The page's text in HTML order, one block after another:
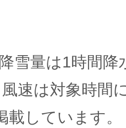
雪量は1時間降
速は対象時間
載しています。